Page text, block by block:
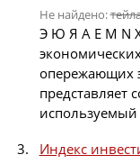
Не найдено:
Э Ю Я A E M N
опережающих
представляет
используемый
Индекс